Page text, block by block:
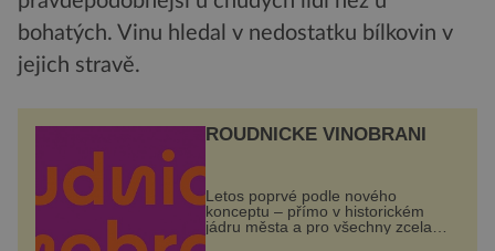
bohatých. Vinu hledal v nedostatku bílkovin v
jejich stravě.
ROUDNICKÉ VINOBRANÍ
Letos poprvé podle nového
konceptu – přímo v historickém
jádru města a pro všechny zcela
zdarma. Hlavní program se